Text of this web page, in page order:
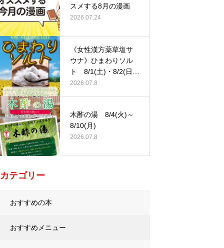
スメする8月の漫画
2026.07.24
《女性漢方薬草塩サ
ウナ》ひまわりソル
ト 8/1(土)・8/2(日)
…
2026.07.8
木酢の湯 8/4(火)～
8/10(月)
2026.07.8
カテゴリー
おすすめの本
おすすめメニュー